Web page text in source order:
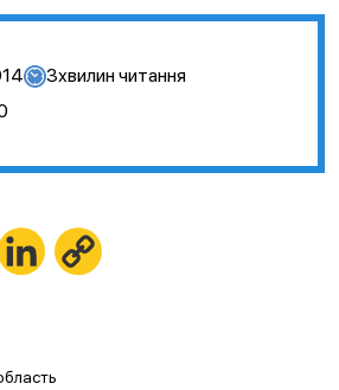
3хвилин читання
LinkedIn